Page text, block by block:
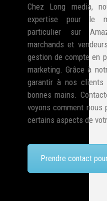
Chez Long media,
expertise pour le
particulier sur
marchands et
gestion de compte en
marketing. Grâce à
garantir à nos clients
bonnes mains.
voyons comment nous
certains aspects de
Prendre contact